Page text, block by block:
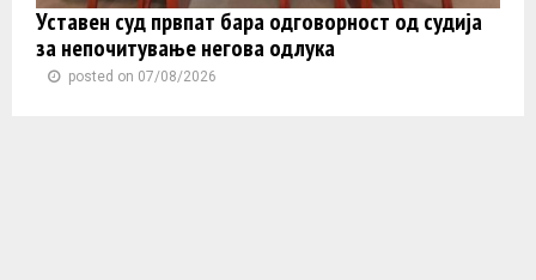
Уставен суд првпат бара одговорност од судија
за непочитување негова одлука
posted on 07/08/2026